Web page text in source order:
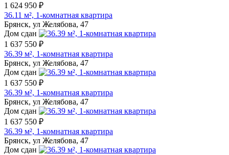
1 624 950 ₽
36.11 м², 1-комнатная квартира
Брянск, ул Желябова, 47
Дом сдан
1 637 550 ₽
36.39 м², 1-комнатная квартира
Брянск, ул Желябова, 47
Дом сдан
1 637 550 ₽
36.39 м², 1-комнатная квартира
Брянск, ул Желябова, 47
Дом сдан
1 637 550 ₽
36.39 м², 1-комнатная квартира
Брянск, ул Желябова, 47
Дом сдан